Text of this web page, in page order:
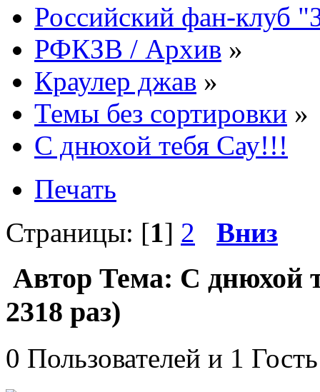
Российский фан-клуб
РФКЗВ / Архив »
Краулер джав »
Темы без сортировки »
С днюхой тебя Сау!!!
Печать
Страницы: [1] 2 Вниз
Автор Тема: С днюхой
2318 раз)
0 Пользователей и 1